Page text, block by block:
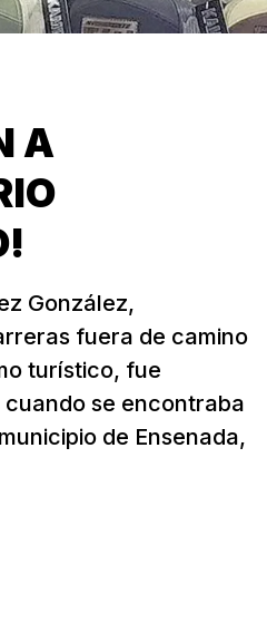
A
González,
fuera de camino
turístico, fue
se encontraba
de Ensenada,